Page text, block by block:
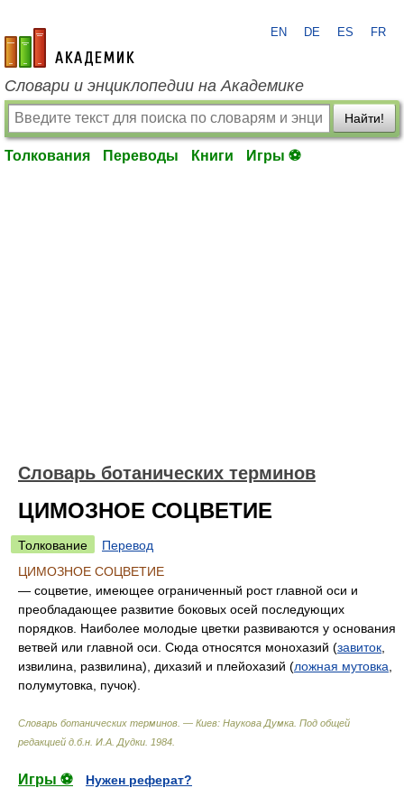
academic.ru
EN DE ES FR
Словари и энциклопедии на Академике
Найти!
Толкования Переводы Книги Игры ⚽
Словарь ботанических терминов
ЦИМОЗНОЕ СОЦВЕТИЕ
Толкование
Перевод
ЦИМОЗНОЕ СОЦВЕТИЕ
— соцветие, имеющее ограниченный рост главной оси и
преобладающее развитие боковых осей последующих
порядков. Наиболее молодые цветки развиваются у основания
ветвей или главной оси. Сюда относятся монохазий (завиток
извилина, развилина), дихазий и плейохазий (ложная мутовка
полумутовка, пучок).
Словарь ботанических терминов. — Киев: Наукова Думка Под общей
редакцией д.б.н. И.А. Дудки 1984
Игры ⚽
Нужен реферат?